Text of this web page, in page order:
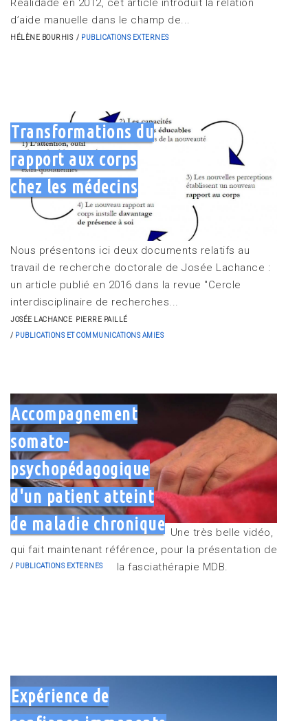
Realidade en 2012, cet article introduit la relation
d’aide manuelle dans le champ de...
HÉLÈNE BOURHIS PUBLICATIONS EXTERNES
Transformations du
rapport aux corps
chez les médecins
Nous présentons ici deux documents relatifs au
travail de recherche doctorale de Josée Lachance :
un article publié en 2016 dans la revue "Cercle
interdisciplinaire de recherches...
JOSÉE LACHANCE PIERRE PAILLÉ
PUBLICATIONS ET COMMUNICATIONS AMIES
Accompagnement
somato-
psychopédagogique
d'un patient atteint
de maladie chronique Une très belle vidéo,
qui fait maintenant référence, pour la présentation de
la fasciathérapie MDB.
PUBLICATIONS EXTERNES
Expérience de